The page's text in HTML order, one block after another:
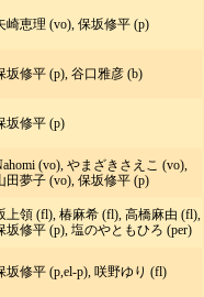
崎恵理 (vo), 保坂修平 (p)
坂修平 (p), 谷口雅彦 (b)
坂修平 (p)
(vo), やまざきさえこ (vo),
田夢子 (vo), 保坂修平 (p)
上領 (fl), 椿麻希 (fl), 高橋麻由 (fl),
坂修平 (p), 塩のやともひろ (per)
坂修平 (p,el-p), 咲野ゆり (fl)